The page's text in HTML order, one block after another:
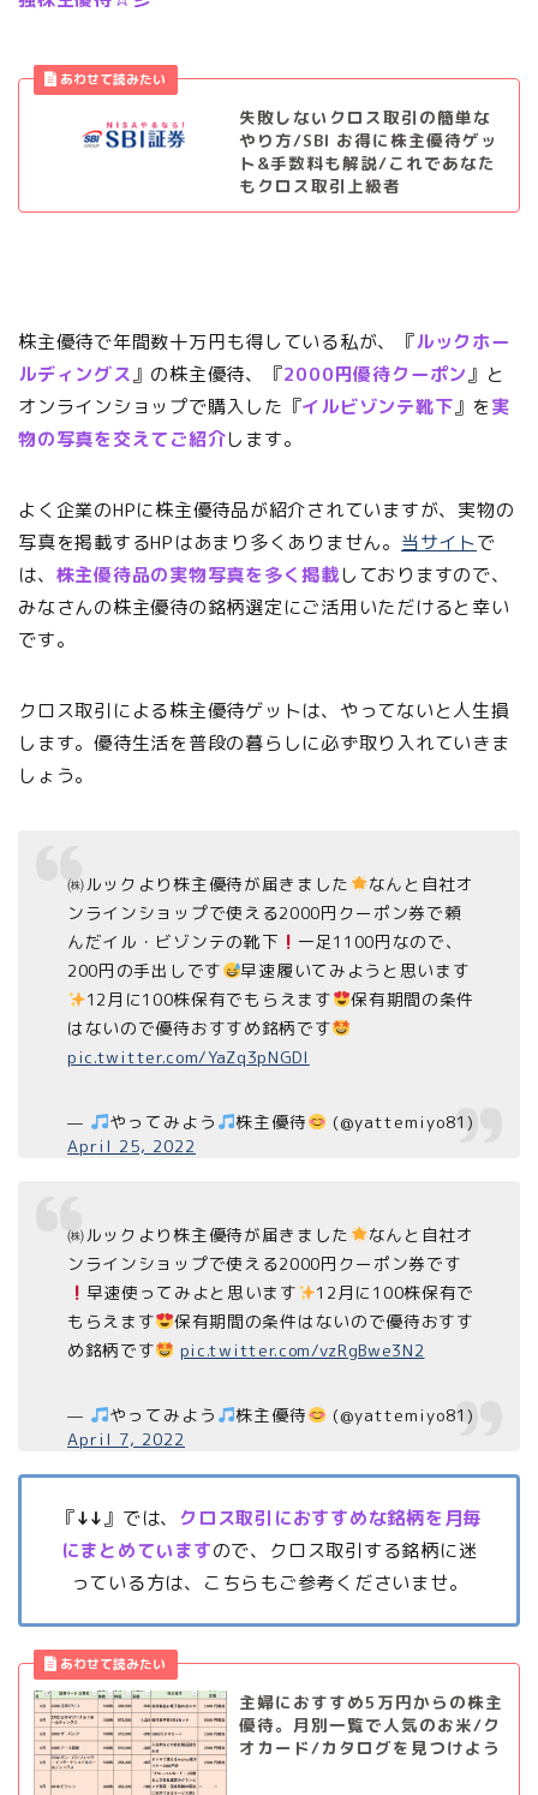
失敗しないクロス取引の簡単な
やり方/SBI お得に株主優待ゲッ
ト&手数料も解説/これであなた
もクロス取引上級者
株主優待で年間数十万円も得している私が、『ルックホー
ルディングス』の株主優待、『2000円優待クーポン』と
オンラインショップで購入した『イルビゾンテ靴下』を実
物の写真を交えてご紹介します。
よく企業のHPに株主優待品が紹介されていますが、実物の
写真を掲載するHPはあまり多くありません。 当サイトで
は、 株主優待品の実物写真を多く掲載しておりますので、
みなさんの株主優待の銘柄選定にご活用いただけると幸い
です。
クロス取引による株主優待ゲットは、やってないと人生損
します。優待生活を普段の暮らしに必ず取り入れていきま
しょう。
㈱ルックより株主優待が届きました
なんと自社オ
ンラインショップで使える2000円クーポン券で頼
んだイル・ビゾンテの靴下
一足1100円なので、
200円の手出しです
早速履いてみようと思います
12月に100株保有でもらえます
保有期間の条件
はないので優待おすすめ銘柄です
pic.twitter.com/YaZq3pNGDI
— やってみよう 株主優待
(@yattemiyo81)
April 25, 2022
㈱ルックより株主優待が届きました
なんと自社オ
ンラインショップで使える2000円クーポン券です
早速使ってみよと思います
12月に100株保有で
もらえます
保有期間の条件はないので優待おすす
め銘柄です
pic.twitter.com/vzRgBwe3N2
— やってみよう 株主優待
(@yattemiyo81)
April 7, 2022
『↓↓』では、 クロス取引におすすめな銘柄を月毎
にまとめていますので、クロス取引する銘柄に迷
っている方は、こちらもご参考くださいませ。
主婦におすすめ5万円からの株主
優待。月別一覧で人気のお米/ク
オカード/カタログを見つけよう